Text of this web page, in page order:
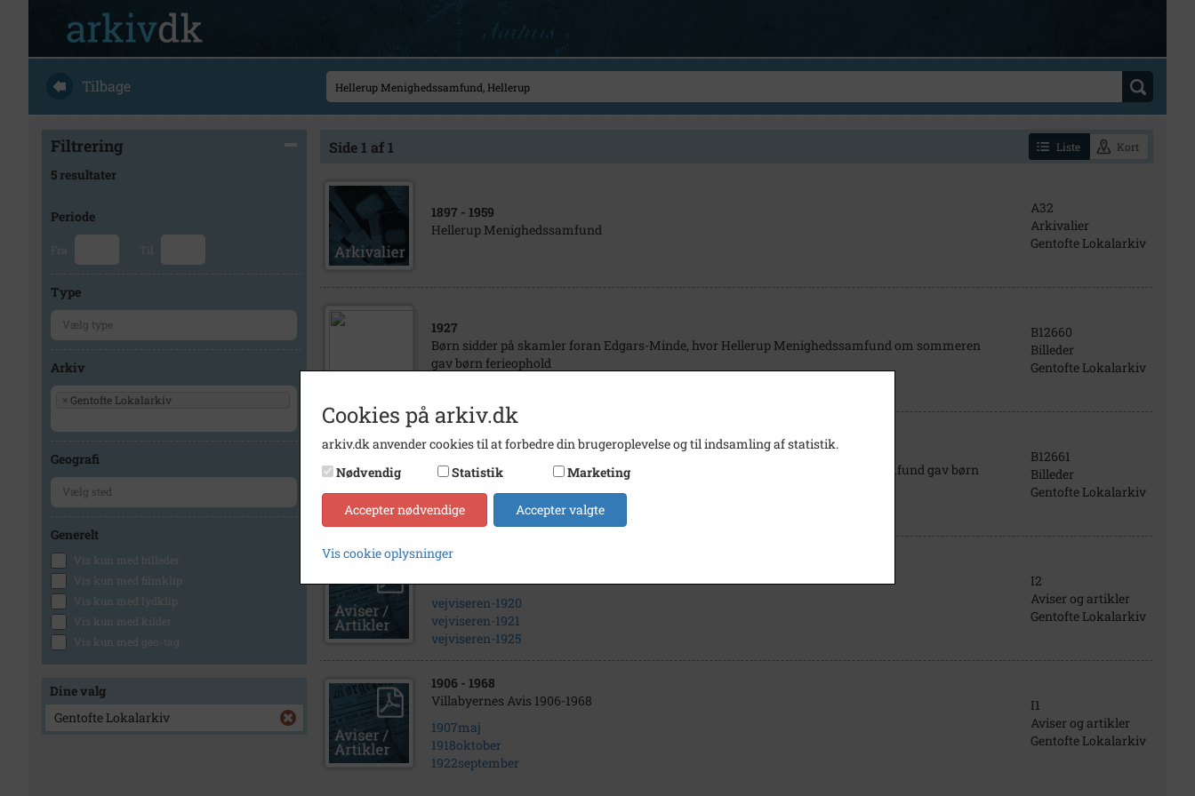
Tilbage
Filtrering
5 resultater
Periode
Fra Til
Type
Arkiv
× Gentofte Lokalarkiv
Geografi
Generelt
Vis kun med billeder
Vis kun med filmklip
Vis kun med lydklip
Vis kun med kilder
Vis kun med geo-tag
Dine valg
Gentofte Lokalarkiv
Side 1 af 1 Liste Kort
1897 - 1959
Hellerup Menighedssamfund
A32
Arkivalier
Gentofte Lokalarkiv
1927
Børn sidder på skamler foran Edgars-Minde, hvor Hellerup Menighedssamfund om sommeren
gav børn ferieophold
B12660
Billeder
Gentofte Lokalarkiv
1927
Børn vasker sig i blikfadene i lejren Edgars-Minde, hvor Hellerup Menighedssamfund gav børn
B12661
Billeder
Gentofte Lokalarkiv
1896
vejviseren-1920
vejviseren-1921
vejviseren-1925
I2
Aviser og artikler
Gentofte Lokalarkiv
1906 - 1968
Villabyernes Avis 1906-1968
1907maj
1918oktober
1922september
I1
Aviser og artikler
Gentofte Lokalarkiv
Cookies på arkiv.dk
arkiv.dk anvender cookies til at forbedre din brugeroplevelse og til indsamling af statistik.
Nødvendig
Statistik Marketing
Accepter nødvendige Accepter valgte
Vis cookie oplysninger